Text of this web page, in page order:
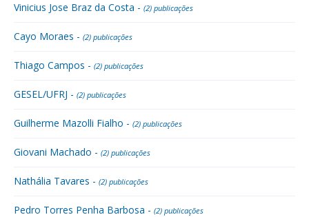
Vinicius Jose Braz da Costa - (2) publicações
Cayo Moraes - (2) publicações
Thiago Campos - (2) publicações
GESEL/UFRJ - (2) publicações
Guilherme Mazolli Fialho - (2) publicações
Giovani Machado - (2) publicações
Nathália Tavares - (2) publicações
Pedro Torres Penha Barbosa - (2) publicações